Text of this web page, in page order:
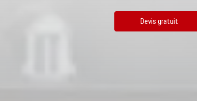
Devis gratuit